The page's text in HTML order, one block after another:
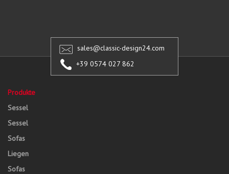
sales@classic-design24.com
+39 0574 027 862
Produkte
Sessel
Sessel
Sofas
Liegen
Sofas